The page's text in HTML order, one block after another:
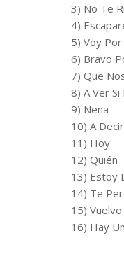
3) No Te
4)
5) Voy
6) Bravo
7) Que
8) A Ver Si
9) Nena
10) A
11) Hoy
12) Quién
13) Estoy
14) Te
15) Vuelvo
16) Hay